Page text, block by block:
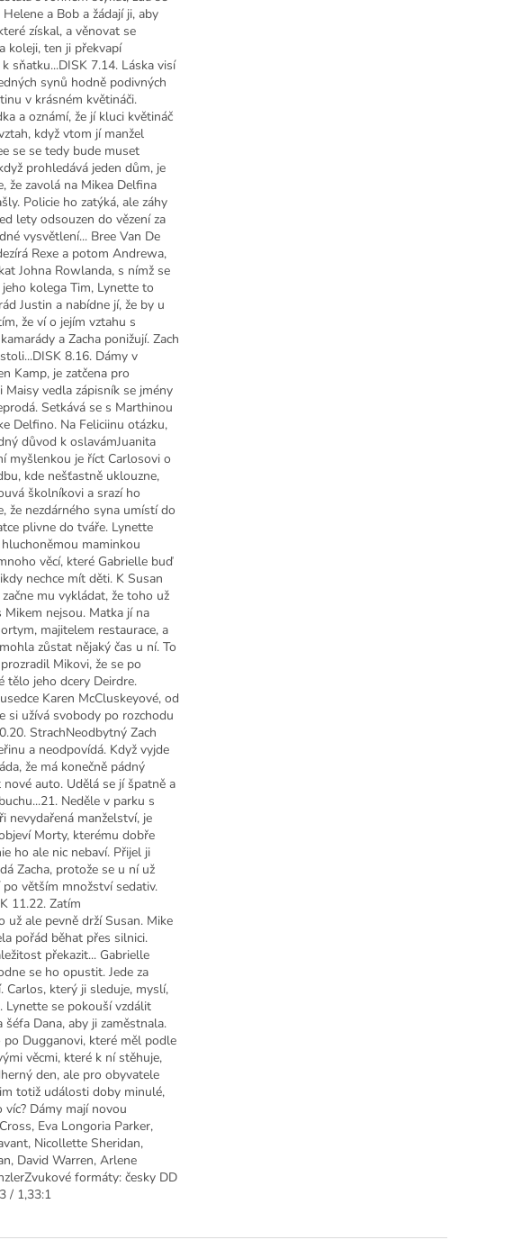
a Bob a žádají ji, aby
získal, a věnovat se
koleji, ten ji překvapí
sňatku...DISK 7.14. Láska visí
synů hodně podivných
v krásném květináči.
a oznámí, že jí kluci květináč
když vtom jí manžel
se se tedy bude muset
prohledává jeden dům, je
že zavolá na Mikea Delfina
Policie ho zatýká, ale záhy
lety odsouzen do vězení za
vysvětlení... Bree Van De
Rexe a potom Andrewa,
Johna Rowlanda, s nímž se
kolega Tim, Lynette to
Justin a nabídne jí, že by u
že ví o jejím vztahu s
a Zacha ponižují. Zach
8.16. Dámy v
Kamp, je zatčena pro
Maisy vedla zápisník se jmény
Setkává se s Marthinou
Delfino. Na Feliciinu otázku,
důvod k oslavámJuanita
myšlenkou je říct Carlosovi o
kde nešťastně uklouzne,
školníkovi a srazí ho
že nezdárného syna umístí do
plivne do tváře. Lynette
maminkou
věcí, které Gabrielle buď
nechce mít děti. K Susan
mu vykládat, že toho už
nejsou. Matka jí na
majitelem restaurace, a
zůstat nějaký čas u ní. To
Mikovi, že se po
tělo jeho dcery Deirdre.
Karen McCluskeyové, od
si užívá svobody po rozchodu
StrachNeodbytný Zach
a neodpovídá. Když vyjde
že má konečně pádný
auto. Udělá se jí špatně a
Neděle v parku s
nevydařená manželství, je
Morty, kterému dobře
ho ale nic nebaví. Přijel ji
Zacha, protože se u ní už
větším množství sedativ.
11.22. Zatím
už ale pevně drží Susan. Mike
pořád běhat přes silnici.
překazit... Gabrielle
se ho opustit. Jede za
Carlos, který ji sleduje, myslí,
Lynette se pokouší vzdálit
Dana, aby ji zaměstnala.
po Dugganovi, které měl podle
věcmi, které k ní stěhuje,
den, ale pro obyvatele
totiž události doby minulé,
Dámy mají novou
Eva Longoria Parker,
Nicollette Sheridan,
David Warren, Arlene
formáty: česky DD
/ 1,33:1